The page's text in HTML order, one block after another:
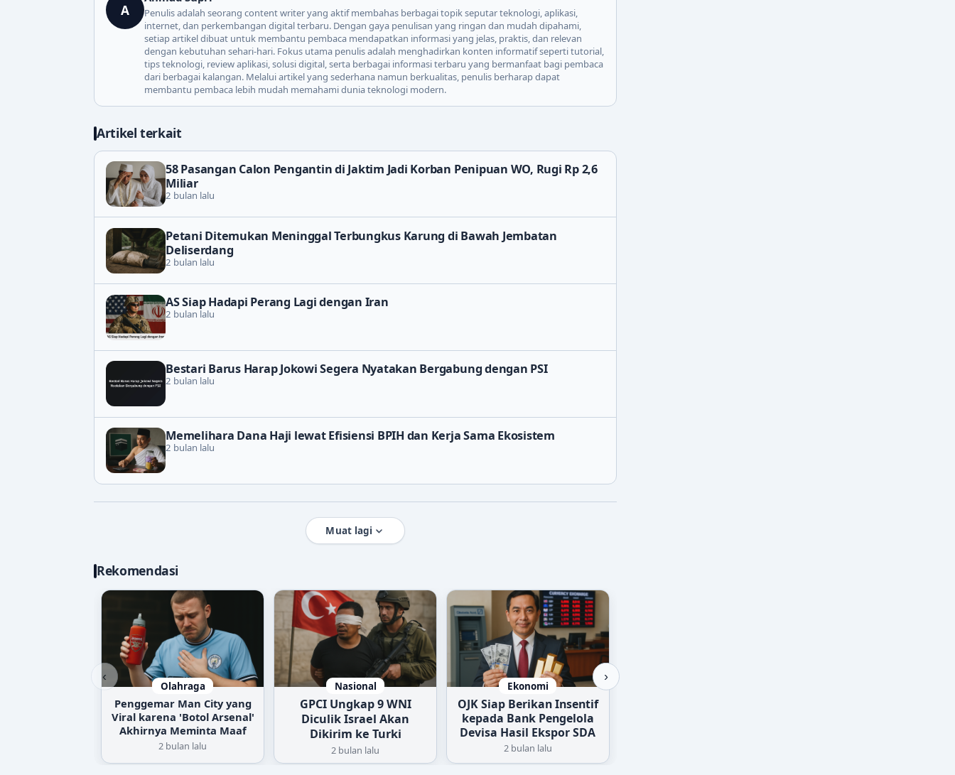
A
Penulis adalah seorang content writer yang aktif membahas berbagai topik seputar teknologi, aplikasi,
internet, dan perkembangan digital terbaru. Dengan gaya penulisan yang ringan dan mudah dipahami,
setiap artikel dibuat untuk membantu pembaca mendapatkan informasi yang jelas, praktis, dan relevan
dengan kebutuhan sehari-hari. Fokus utama penulis adalah menghadirkan konten informatif seperti tutorial,
tips teknologi, review aplikasi, solusi digital, serta berbagai informasi terbaru yang bermanfaat bagi pembaca
dari berbagai kalangan. Melalui artikel yang sederhana namun berkualitas, penulis berharap dapat
membantu pembaca lebih mudah memahami dunia teknologi modern.
Artikel terkait
58 Pasangan Calon Pengantin di Jaktim Jadi Korban Penipuan WO, Rugi Rp 2,6
Miliar
2 bulan lalu
Petani Ditemukan Meninggal Terbungkus Karung di Bawah Jembatan
Deliserdang
2 bulan lalu
AS Siap Hadapi Perang Lagi dengan Iran
2 bulan lalu
Bestari Barus Harap Jokowi Segera Nyatakan Bergabung dengan PSI
2 bulan lalu
Memelihara Dana Haji lewat Efisiensi BPIH dan Kerja Sama Ekosistem
2 bulan lalu
Muat lagi
Rekomendasi
‹
Olahraga
Penggemar Man City yang
Viral karena 'Botol Arsenal'
Akhirnya Meminta Maaf
2 bulan lalu
Nasional
GPCI Ungkap 9 WNI
Diculik Israel Akan
Dikirim ke Turki
2 bulan lalu
Ekonomi
OJK Siap Berikan Insentif
kepada Bank Pengelola
Devisa Hasil Ekspor SDA
2 bulan lalu
›